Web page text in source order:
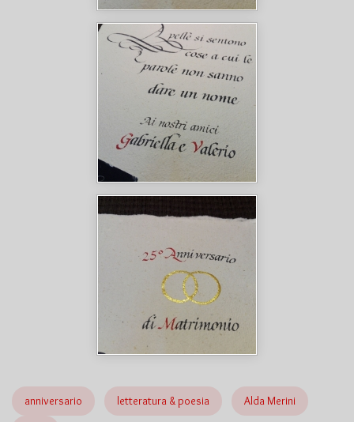
anniversario letteratura & poesia Alda Merini